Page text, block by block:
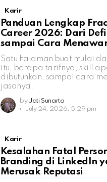
Karir
Panduan Lengkap
Career 2026: Dari
sampai Cara
Satu halaman buat mulai
itu, berapa tarifnya, skill
dibutuhkan, sampai cara
jasanya.
by Jati Sunarto
July 24, 2026, 5:29 pm
Karir
Kesalahan Fatal
Branding di LinkedIn
Merusak Reputasi